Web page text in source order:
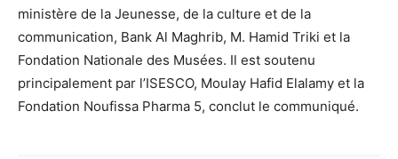
ministère de la Jeunesse, de la culture et de la
communication, Bank Al Maghrib, M. Hamid Triki et la
Fondation Nationale des Musées. Il est soutenu
principalement par l’ISESCO, Moulay Hafid Elalamy et la
Fondation Noufissa Pharma 5, conclut le communiqué.